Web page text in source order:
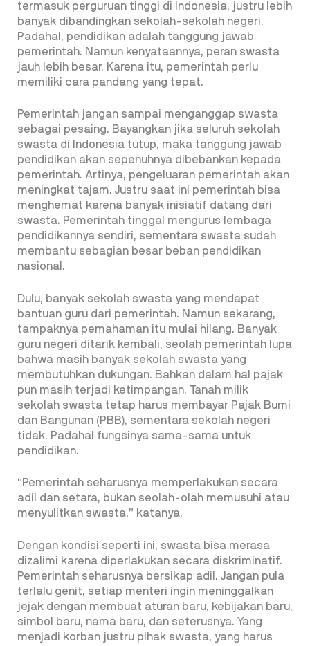
termasuk perguruan tinggi di Indonesia, justru lebih
banyak dibandingkan sekolah-sekolah negeri.
Padahal, pendidikan adalah tanggung jawab
pemerintah. Namun kenyataannya, peran swasta
jauh lebih besar. Karena itu, pemerintah perlu
memiliki cara pandang yang tepat.
Pemerintah jangan sampai menganggap swasta
sebagai pesaing. Bayangkan jika seluruh sekolah
swasta di Indonesia tutup, maka tanggung jawab
pendidikan akan sepenuhnya dibebankan kepada
pemerintah. Artinya, pengeluaran pemerintah akan
meningkat tajam. Justru saat ini pemerintah bisa
menghemat karena banyak inisiatif datang dari
swasta. Pemerintah tinggal mengurus lembaga
pendidikannya sendiri, sementara swasta sudah
membantu sebagian besar beban pendidikan
nasional.
Dulu, banyak sekolah swasta yang mendapat
bantuan guru dari pemerintah. Namun sekarang,
tampaknya pemahaman itu mulai hilang. Banyak
guru negeri ditarik kembali, seolah pemerintah lupa
bahwa masih banyak sekolah swasta yang
membutuhkan dukungan. Bahkan dalam hal pajak
pun masih terjadi ketimpangan. Tanah milik
sekolah swasta tetap harus membayar Pajak Bumi
dan Bangunan (PBB), sementara sekolah negeri
tidak. Padahal fungsinya sama-sama untuk
pendidikan.
“Pemerintah seharusnya memperlakukan secara
adil dan setara, bukan seolah-olah memusuhi atau
menyulitkan swasta,” katanya.
Dengan kondisi seperti ini, swasta bisa merasa
dizalimi karena diperlakukan secara diskriminatif.
Pemerintah seharusnya bersikap adil. Jangan pula
terlalu genit, setiap menteri ingin meninggalkan
jejak dengan membuat aturan baru, kebijakan baru,
simbol baru, nama baru, dan seterusnya. Yang
menjadi korban justru pihak swasta, yang harus